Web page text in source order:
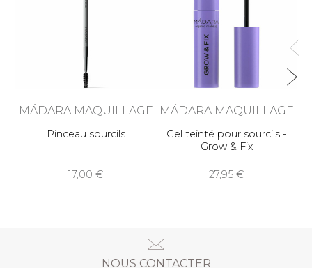
MÁDARA MAQUILLAGE
Pinceau sourcils
17,00
MÁDARA MAQUILLAGE
Gel teinté pour sourcils -
Grow & Fix
27,95
NOUS CONTACTER